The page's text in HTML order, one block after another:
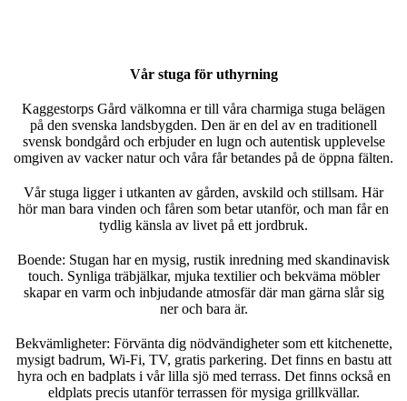
Vår stuga för uthyrning
Kaggestorps Gård välkomna er till våra charmiga stuga belägen
på den svenska landsbygden. Den är en del av en traditionell
svensk bondgård och erbjuder en lugn och autentisk upplevelse
omgiven av vacker natur och våra får betandes på de öppna fälten.
Vår stuga ligger i utkanten av gården, avskild och stillsam. Här
hör man bara vinden och fåren som betar utanför, och man får en
tydlig känsla av livet på ett jordbruk.
Boende: Stugan har en mysig, rustik inredning med skandinavisk
touch. Synliga träbjälkar, mjuka textilier och bekväma möbler
skapar en varm och inbjudande atmosfär där man gärna slår sig
ner och bara är.
Bekvämligheter: Förvänta dig nödvändigheter som ett kitchenette,
mysigt badrum, Wi-Fi, TV, gratis parkering. Det finns en bastu att
hyra och en badplats i vår lilla sjö med terrass. Det finns också en
eldplats precis utanför terrassen för mysiga grillkvällar.